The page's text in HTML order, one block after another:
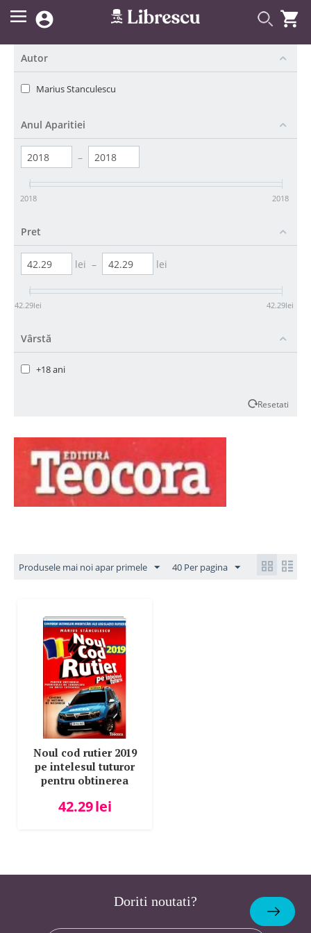
 
Autor
Marius Stanculescu
Anul Aparitiei
–
2018 2018
Pret
lei – lei
42.29lei 42.29lei
Vârstă
+18 ani
Resetati
Produsele mai noi apar primele 40 Per pagina
Noul cod rutier 2019
pe intelesul tuturor
pentru obtinerea
conducere la orice
42.29lei
Doriti noutati?
Abonare